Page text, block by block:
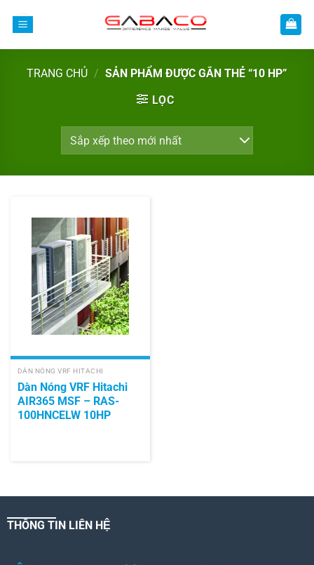
TRANG CHỦ / SẢN PHẨM ĐƯỢC GẮN THẺ “10 HP”
LỌC
DÀN NÓNG VRF HITACHI
Dàn Nóng VRF Hitachi
AIR365 MSF – RAS-
100HNCELW 10HP
THÔNG TIN LIÊN HỆ